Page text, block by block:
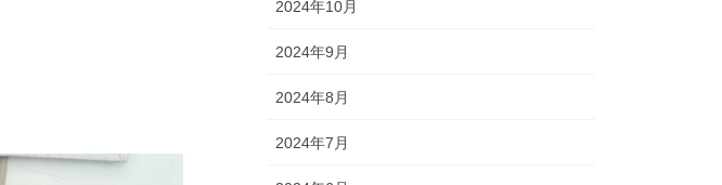
2024年10月
2024年9月
2024年8月
2024年7月